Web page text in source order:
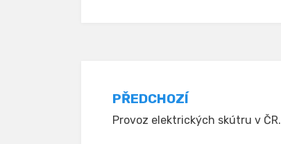
Navigace
pro
PŘEDCHOZÍ
Provoz elektrických skútru v ČR.